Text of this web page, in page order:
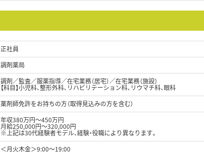
正社員
調剤薬局
調剤／監査／服薬指導／在宅業務（居宅）／在宅業務（施設）
【科目】小児科、整形外科、リハビリテーション科、リウマチ科、眼科
薬剤師免許をお持ちの方（取得見込みの方を含む）
年収380万円～450万円
月給250,000円～320,000円
※上記は30代経験者モデル、経験・役職により異なります。
＜月火木金＞9:00～19:00